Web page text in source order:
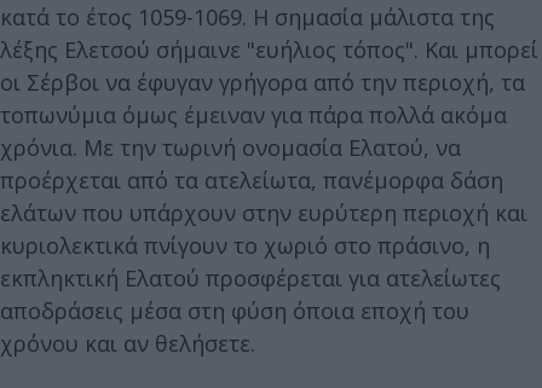
κατά το έτος 1059-1069. Η σημασία μάλιστα της
λέξης Ελετσού σήμαινε "ευήλιος τόπος". Και μπορεί
οι Σέρβοι να έφυγαν γρήγορα από την περιοχή, τα
τοπωνύμια όμως έμειναν για πάρα πολλά ακόμα
χρόνια. Με την τωρινή ονομασία Ελατού, να
προέρχεται από τα ατελείωτα, πανέμορφα δάση
ελάτων που υπάρχουν στην ευρύτερη περιοχή και
κυριολεκτικά πνίγουν το χωριό στο πράσινο, η
εκπληκτική Ελατού προσφέρεται για ατελείωτες
αποδράσεις μέσα στη φύση όποια εποχή του
χρόνου και αν θελήσετε.